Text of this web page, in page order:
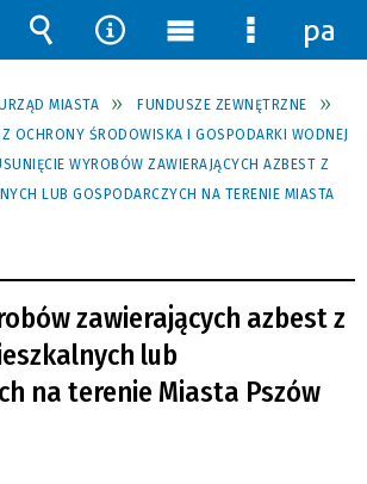
MIASTA
FUNDUSZE ZEWNĘTRZNE
OCHRONY ŚRODOWISKA I GOSPODARKI WODNEJ
WYROBÓW ZAWIERAJĄCYCH AZBEST Z
LUB GOSPODARCZYCH NA TERENIE MIASTA
zawierających azbest z
lub
na terenie Miasta Pszów
Wyszukiwarka
Narzędzia
Menu
główne
Menu